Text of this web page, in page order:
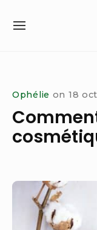
SITE
Ophélie on 18